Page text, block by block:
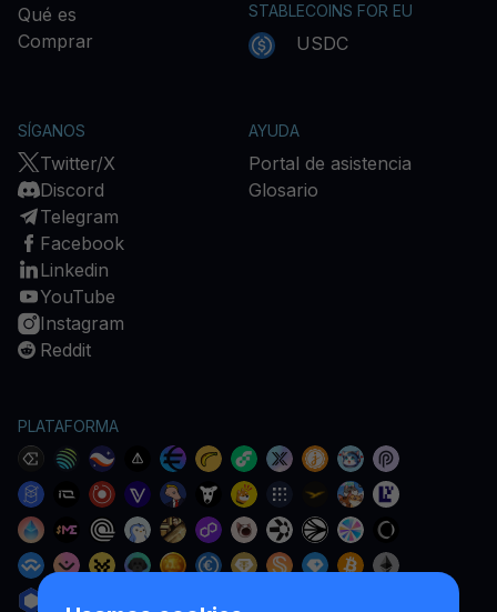
Qué es
Comprar
STABLECOINS FOR EU
USDC
SÍGANOS
Twitter/X
Discord
Telegram
Facebook
Linkedin
YouTube
Instagram
Reddit
AYUDA
Portal de asistencia
Glosario
PLATAFORMA